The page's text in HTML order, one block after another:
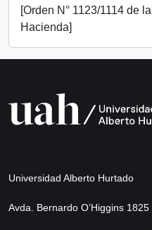
[Orden N° 1123/1114 de
Hacienda]
Universidad Alberto Hurtado
Avda. Bernardo O’Higgins 1825